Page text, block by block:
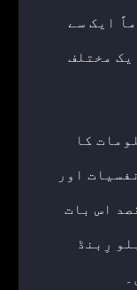
ایک سے
مختلف
کا
اور
اس بات
رِبنڈ